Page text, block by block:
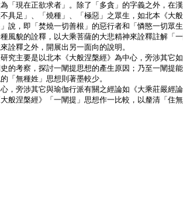
「現在正欲求者」。除了「多貪」的字義之外，在
具足」、「燒種」、「極惡」之眾生，如北本《大
說，即「焚燒一切善根」的惡行者和「憐愍一切眾
風貌的詮釋，以大乘菩薩的大悲精神來詮釋註解「
詮釋之外，開展出另一面向的說明。
究主要是以北本《大般涅槃經》為中心，旁涉其它
的考察，探討一闡提思想的產生原因；乃至一闡提
「無種姓」思想則著墨較少。
，旁涉其它與瑜伽行派有關之經論如《大乘莊嚴經
般涅槃經》「一闡提」思想作一比較，以釐清「住